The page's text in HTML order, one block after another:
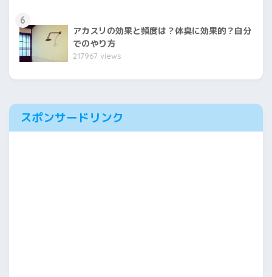
6
アカスリの効果と頻度は？体臭に効果的？自分
でのやり方
217967 views
スポンサードリンク